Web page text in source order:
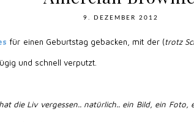
9. DEZEMBER 2012
für einen Geburtstag gebacken, mit der (trotz
und schnell verputzt.
hat die Liv vergessen.. natürlich.. ein Bild, ein